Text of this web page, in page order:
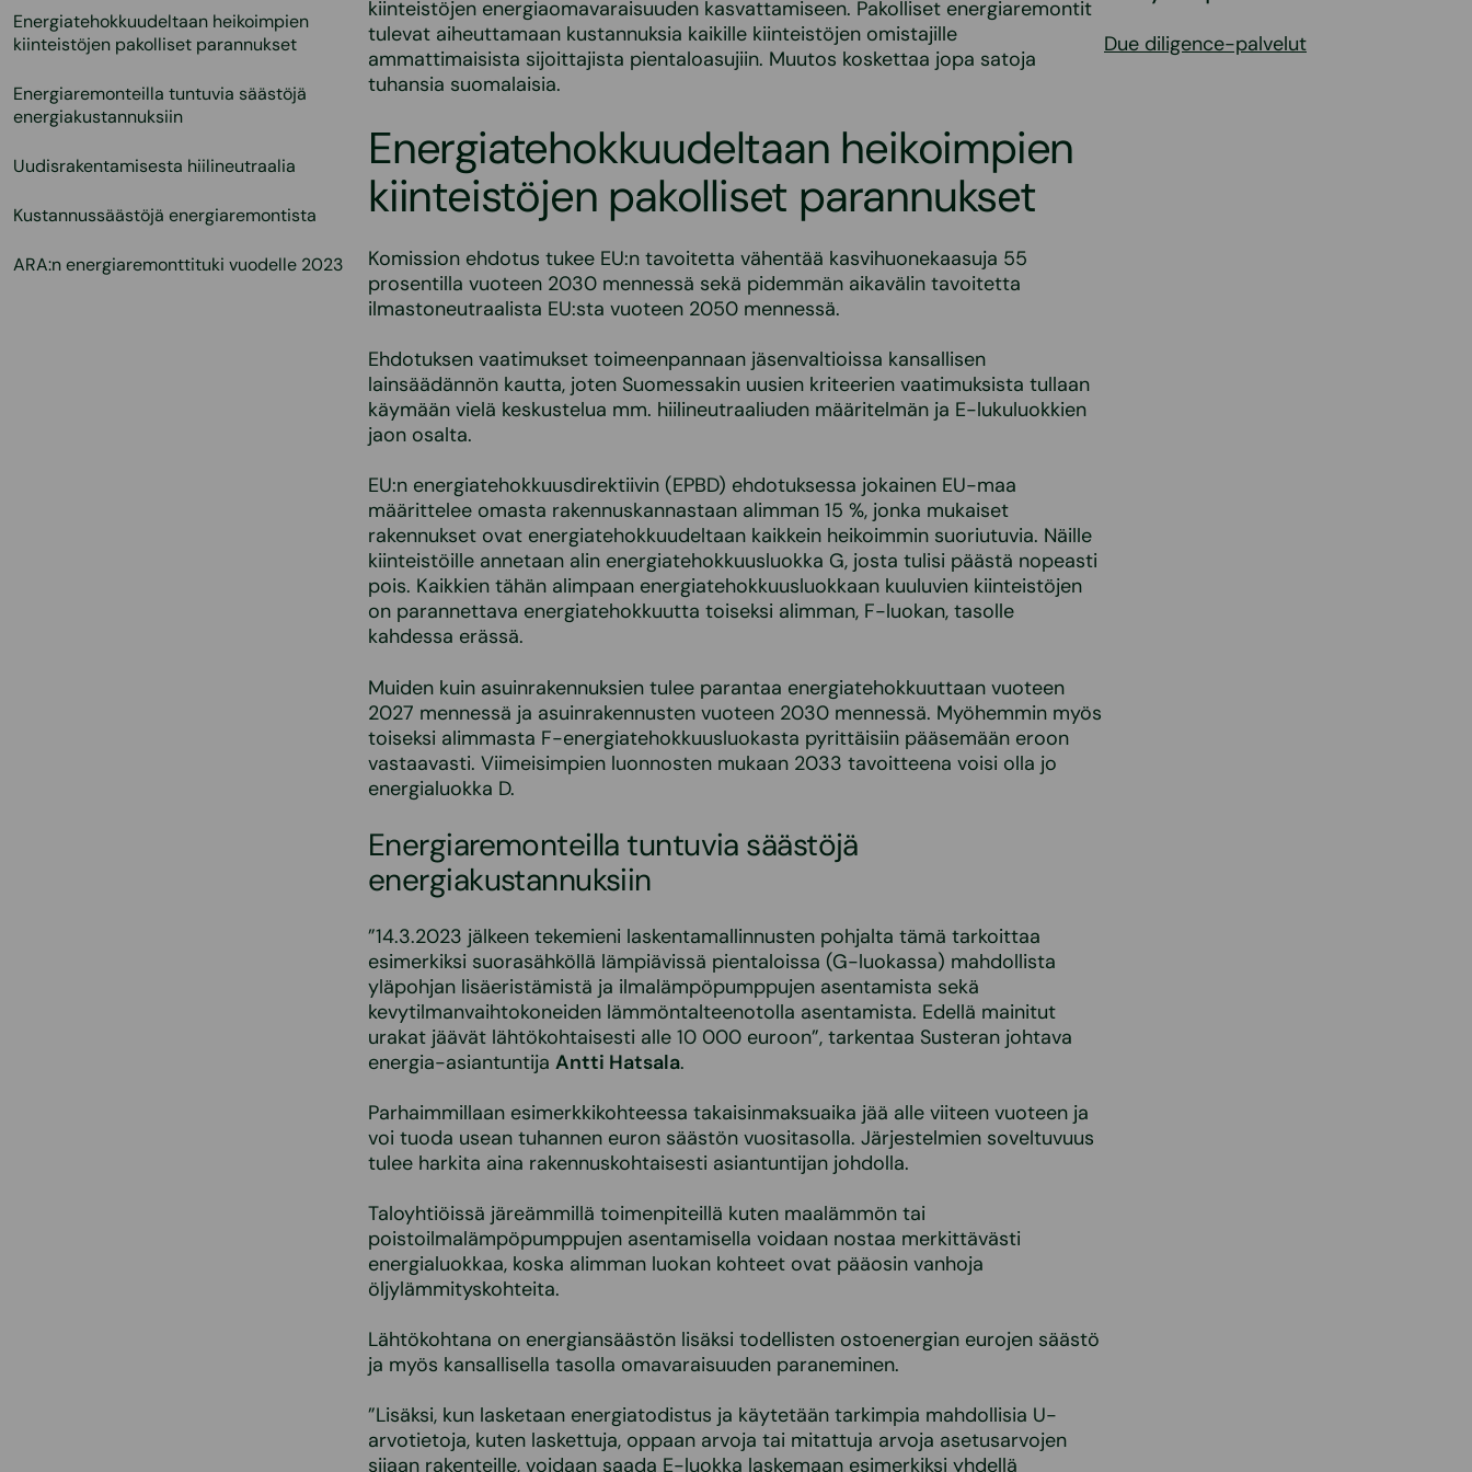
Energiatehokkuudeltaan heikoimpien
kiinteistöjen pakolliset parannukset
Energiaremonteilla tuntuvia säästöjä
energiakustannuksiin
Uudisrakentamisesta hiilineutraalia
Kustannussäästöjä energiaremontista
ARA:n energiaremonttituki vuodelle 2023
kiinteistöjen energiaomavaraisuuden kasvattamiseen. Pakolliset energiaremontit
tulevat aiheuttamaan kustannuksia kaikille kiinteistöjen omistajille
ammattimaisista sijoittajista pientaloasujiin. Muutos koskettaa jopa satoja
tuhansia suomalaisia.
Energiatehokkuudeltaan heikoimpien
kiinteistöjen pakolliset parannukset
Komission ehdotus tukee EU:n tavoitetta vähentää kasvihuonekaasuja 55
prosentilla vuoteen 2030 mennessä sekä pidemmän aikavälin tavoitetta
ilmastoneutraalista EU:sta vuoteen 2050 mennessä.
Ehdotuksen vaatimukset toimeenpannaan jäsenvaltioissa kansallisen
lainsäädännön kautta, joten Suomessakin uusien kriteerien vaatimuksista tullaan
käymään vielä keskustelua mm. hiilineutraaliuden määritelmän ja E-lukuluokkien
jaon osalta.
EU:n energiatehokkuusdirektiivin (EPBD) ehdotuksessa jokainen EU-maa
määrittelee omasta rakennuskannastaan alimman 15 %, jonka mukaiset
rakennukset ovat energiatehokkuudeltaan kaikkein heikoimmin suoriutuvia. Näille
kiinteistöille annetaan alin energiatehokkuusluokka G, josta tulisi päästä nopeasti
pois. Kaikkien tähän alimpaan energiatehokkuusluokkaan kuuluvien kiinteistöjen
on parannettava energiatehokkuutta toiseksi alimman, F-luokan, tasolle
kahdessa erässä.
Muiden kuin asuinrakennuksien tulee parantaa energiatehokkuuttaan vuoteen
2027 mennessä ja asuinrakennusten vuoteen 2030 mennessä. Myöhemmin myös
toiseksi alimmasta F-energiatehokkuusluokasta pyrittäisiin pääsemään eroon
vastaavasti. Viimeisimpien luonnosten mukaan 2033 tavoitteena voisi olla jo
energialuokka D.
Energiaremonteilla tuntuvia säästöjä
energiakustannuksiin
”14.3.2023 jälkeen tekemieni laskentamallinnusten pohjalta tämä tarkoittaa
esimerkiksi suorasähköllä lämpiävissä pientaloissa (G-luokassa) mahdollista
yläpohjan lisäeristämistä ja ilmalämpöpumppujen asentamista sekä
kevytilmanvaihtokoneiden lämmöntalteenotolla asentamista. Edellä mainitut
urakat jäävät lähtökohtaisesti alle 10 000 euroon”, tarkentaa Susteran johtava
energia-asiantuntija Antti Hatsala.
Parhaimmillaan esimerkkikohteessa takaisinmaksuaika jää alle viiteen vuoteen ja
voi tuoda usean tuhannen euron säästön vuositasolla. Järjestelmien soveltuvuus
tulee harkita aina rakennuskohtaisesti asiantuntijan johdolla.
Taloyhtiöissä järeämmillä toimenpiteillä kuten maalämmön tai
poistoilmalämpöpumppujen asentamisella voidaan nostaa merkittävästi
energialuokkaa, koska alimman luokan kohteet ovat pääosin vanhoja
öljylämmityskohteita.
Lähtökohtana on energiansäästön lisäksi todellisten ostoenergian eurojen säästö
ja myös kansallisella tasolla omavaraisuuden paraneminen.
”Lisäksi, kun lasketaan energiatodistus ja käytetään tarkimpia mahdollisia U-
arvotietoja, kuten laskettuja, oppaan arvoja tai mitattuja arvoja asetusarvojen
sijaan rakenteille, voidaan saada E-luokka laskemaan esimerkiksi yhdellä
Due diligence-palvelut